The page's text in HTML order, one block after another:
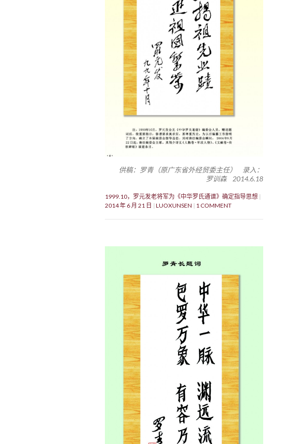
供稿：罗青（原广东省外经贸委主任） 录入：
罗训森 2014.6.18
1999.10，罗元发老将军为《中华罗氏通谱》确定指导思想
2014 年 6 月 21 日
LUOXUNSEN 1 COMMENT